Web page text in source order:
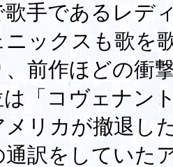
歌手であるレデ
ニックスも歌を
、前作ほどの衝
「コヴェナン
リカが撤退し
通訳をしていた